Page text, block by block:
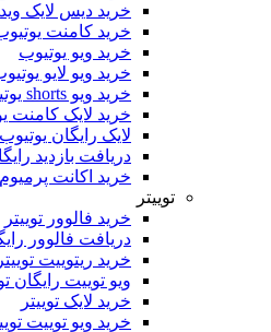
خرید دیس لایک
خرید کامنت
خرید ویو یوتیوب
خرید ویو لایو
خرید ویو shorts یوتیوب
خرید لایک کامنت
لایک رایگان یوتیوب
دریافت بازدید
خرید اکانت
توییتر
خرید فالوور توییتر
دریافت فالوور
خرید ریتوییت توییتر
ویو توییت رایگان
خرید لایک توییتر
خرید ویو توییت